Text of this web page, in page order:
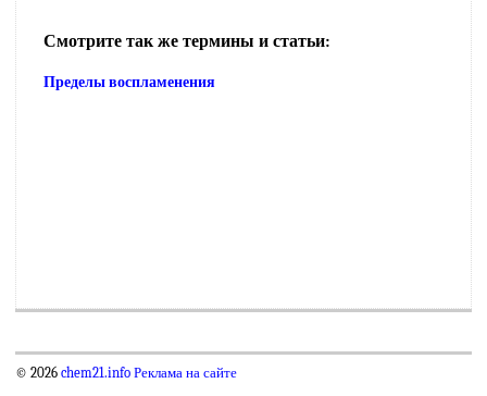
Смотрите так же термины и статьи:
Пределы воспламенения
© 2026 chem21.info Реклама на сайте